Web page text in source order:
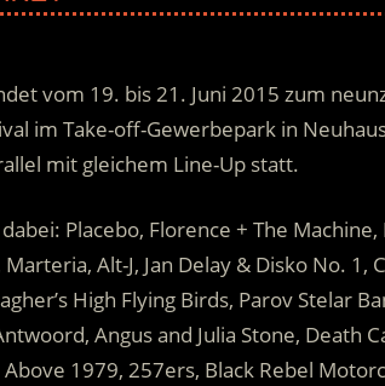
vom 19. bis 21. Juni 2015 zum
im Take-off-Gewerbepark in
mit gleichem Line-Up statt.
Placebo, Florence + The
Alt-J, Jan Delay & Disko No. 1,
High Flying Birds, Parov Stelar
Angus and Julia Stone, Death
1979, 257ers, Black Rebel